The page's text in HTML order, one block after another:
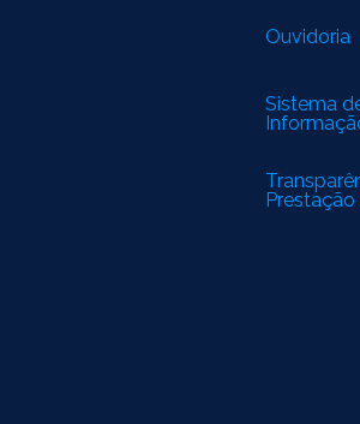
Ouvidoria
Sistema
Prestação